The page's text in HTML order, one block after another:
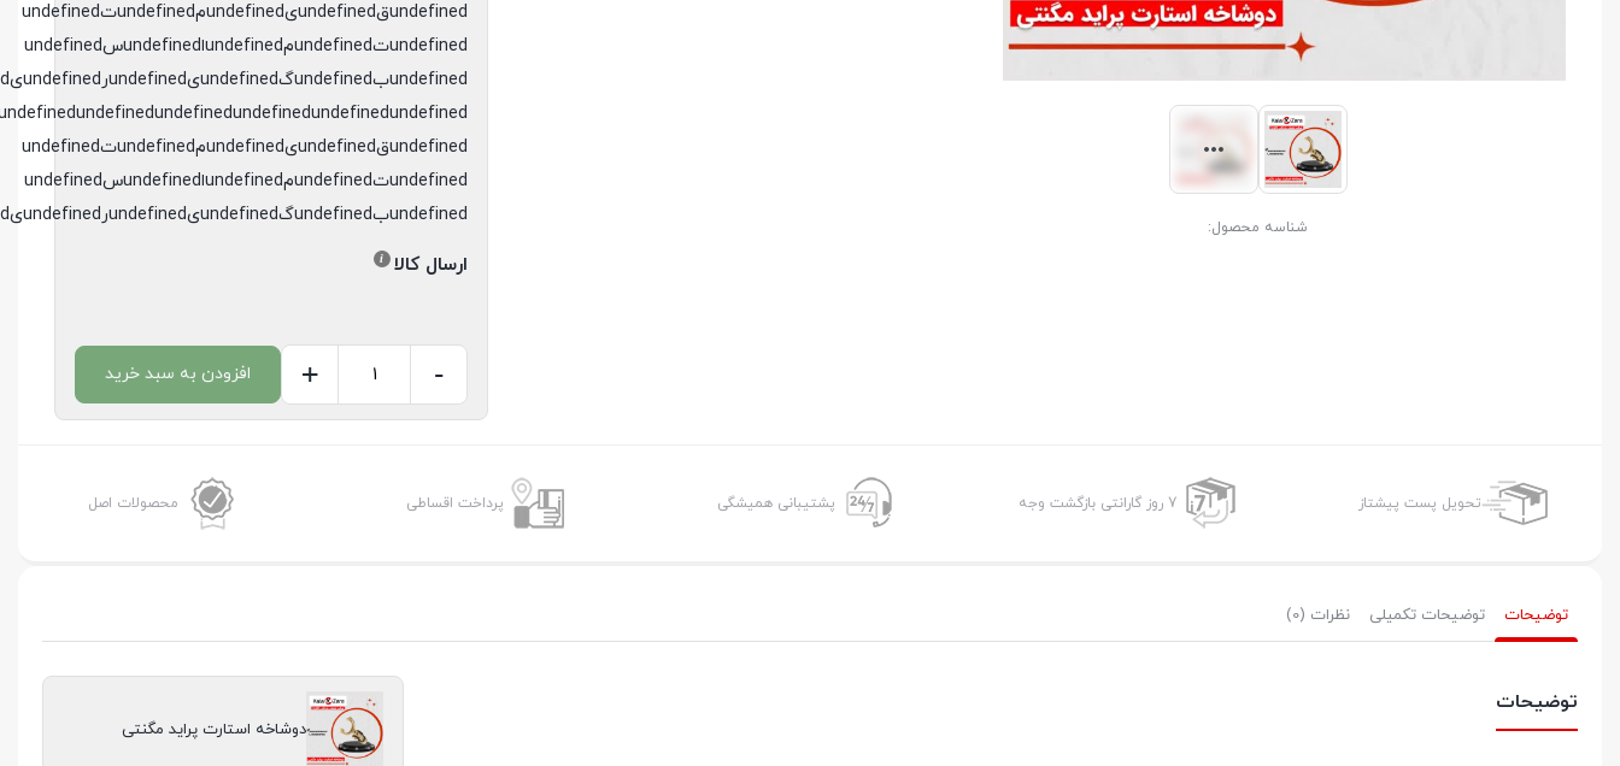
شناسه محصول:
undefinedقundefinedیundefinedمundefinedتundefined
undefinedتundefinedمundefinedاundefinedسundefined
undefinedبundefinedگundefinedیundefinedرundefinedیundefinedدundefined
undefinedundefinedundefinedundefined
undefinedقundefinedیundefinedمundefinedتundefined
undefinedتundefinedمundefinedاundefinedسundefined
undefinedبundefinedگundefinedیundefinedرundefinedیundefinedدundefined
ارسال کالا
استارت
-
+ افزودن به سبد خرید
تحویل پست پیشتاز 7 روز گارانتی بازگشت وجه پشتیبانی همیشگی پرداخت اقساطی محصولات اصل
توضیحات توضیحات تکمیلی نظرات (0)
توضیحات
دوشاخه استارت پراید مگنتی